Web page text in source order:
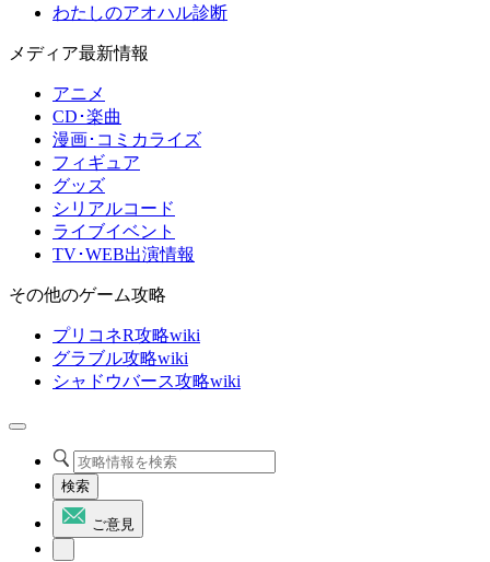
わたしのアオハル診断
メディア最新情報
アニメ
CD･楽曲
漫画･コミカライズ
フィギュア
グッズ
シリアルコード
ライブイベント
TV･WEB出演情報
その他のゲーム攻略
プリコネR攻略wiki
グラブル攻略wiki
シャドウバース攻略wiki
検索
ご意見